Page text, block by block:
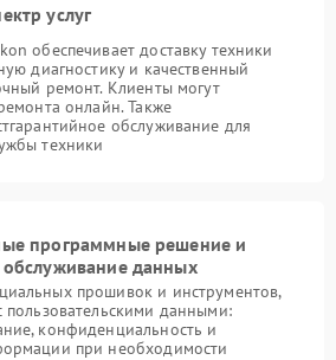
услуг
обеспечивает доставку техники
диагностику и качественный
ремонт. Клиенты могут
онлайн. Также
обслуживание для
техники
программные решение и
обслуживание данных
прошивок и инструментов,
пользовательскими данными:
конфиденциальность и
при необходимости